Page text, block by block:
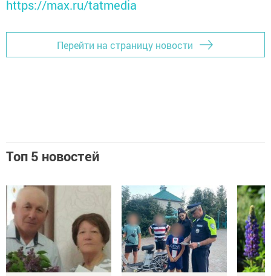
https://max.ru/tatmedia
Перейти на страницу новости
Топ 5 новостей